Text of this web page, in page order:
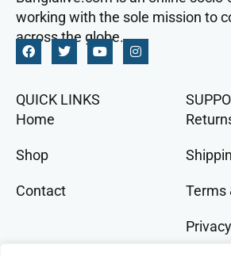
working with the sole mission to
across the globe.
QUICK LINKS
Home
Shop
Contact Terms